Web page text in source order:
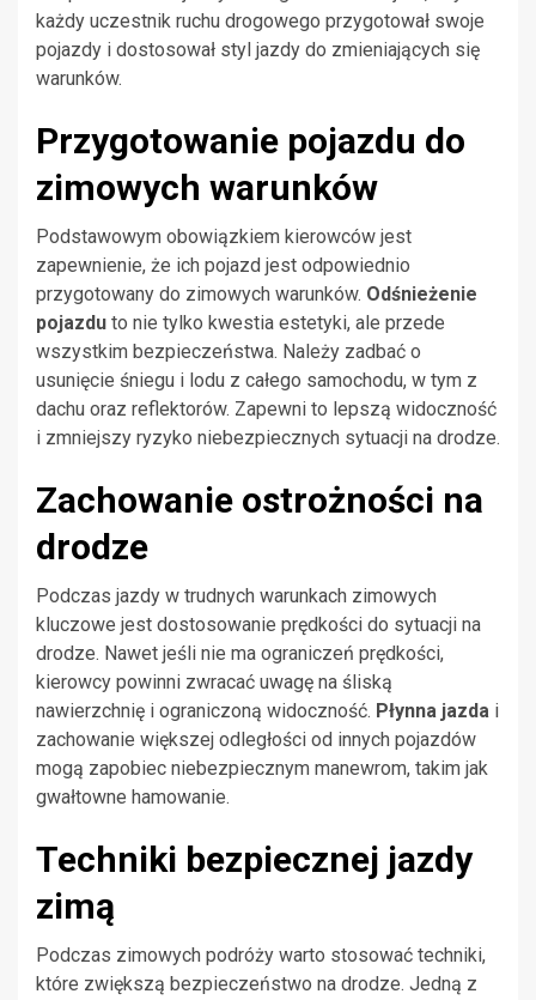
każdy uczestnik ruchu drogowego przygotował swoje
pojazdy i dostosował styl jazdy do zmieniających się
warunków.
Przygotowanie pojazdu do
zimowych warunków
Podstawowym obowiązkiem kierowców jest
zapewnienie, że ich pojazd jest odpowiednio
przygotowany do zimowych warunków. Odśnieżenie
pojazdu to nie tylko kwestia estetyki, ale przede
wszystkim bezpieczeństwa. Należy zadbać o
usunięcie śniegu i lodu z całego samochodu, w tym z
dachu oraz reflektorów. Zapewni to lepszą widoczność
i zmniejszy ryzyko niebezpiecznych sytuacji na drodze.
Zachowanie ostrożności na
drodze
Podczas jazdy w trudnych warunkach zimowych
kluczowe jest dostosowanie prędkości do sytuacji na
drodze. Nawet jeśli nie ma ograniczeń prędkości,
kierowcy powinni zwracać uwagę na śliską
nawierzchnię i ograniczoną widoczność. Płynna jazda i
zachowanie większej odległości od innych pojazdów
mogą zapobiec niebezpiecznym manewrom, takim jak
gwałtowne hamowanie.
Techniki bezpiecznej jazdy
zimą
Podczas zimowych podróży warto stosować techniki,
które zwiększą bezpieczeństwo na drodze. Jedną z